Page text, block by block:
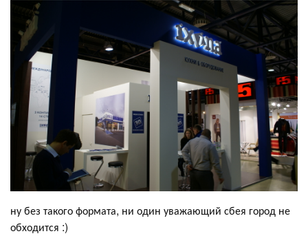
ну без такого формата, ни один уважающий сбея город не
обходится :)